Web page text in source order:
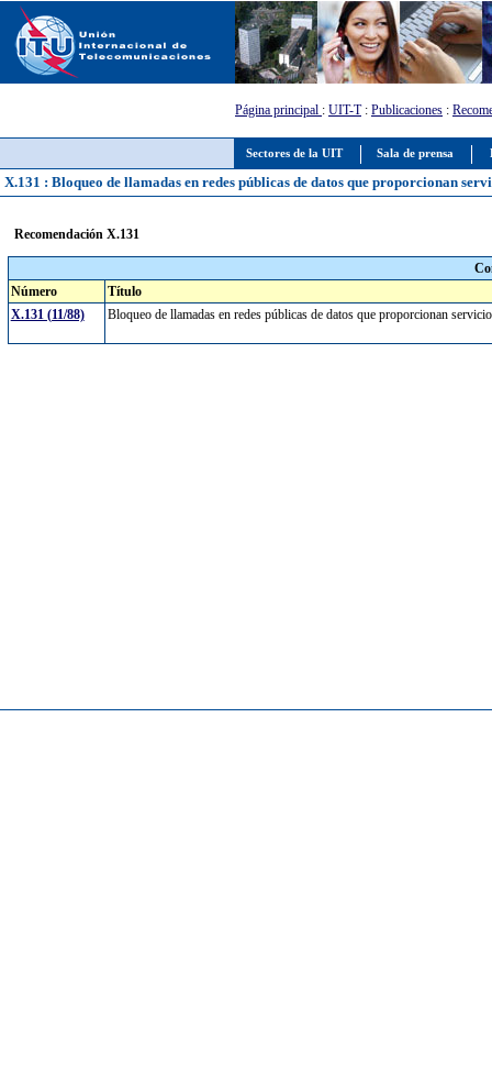
Sectores de la UIT Sala de prensa
Página principal : UIT-T: Publicaciones :
X.131 : Bloqueo de llamadas en redes públicas de datos que proporcionan
Recomendación X.131
Número
Título
X.131 (11/88)
Bloqueo de llamadas en redes públicas de datos que proporcionan